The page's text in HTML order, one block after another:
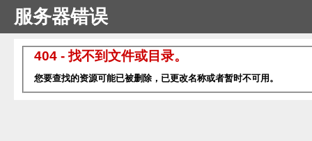
服务器错误
404 - 找不到文件或目录。
您要查找的资源可能已被删除，已更改名称或者暂时不可用。